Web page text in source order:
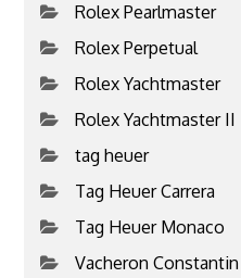
Rolex Pearlmaster
Rolex Perpetual
Rolex Yachtmaster
Rolex Yachtmaster II
tag heuer
Tag Heuer Carrera
Tag Heuer Monaco
Vacheron Constantin